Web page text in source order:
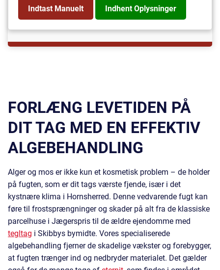
Indtast Manuelt Indhent Oplysninger
FORLÆNG LEVETIDEN PÅ
DIT TAG MED EN EFFEKTIV
ALGEBEHANDLING
Alger og mos er ikke kun et kosmetisk problem – de holder
på fugten, som er dit tags værste fjende, især i det
kystnære klima i Hornsherred. Denne vedvarende fugt kan
føre til frostsprængninger og skader på alt fra de klassiske
parcelhuse i Jægerspris til de ældre ejendomme med
tegltag i Skibbys bymidte. Vores specialiserede
algebehandling fjerner de skadelige vækster og forebygger,
at fugten trænger ind og nedbryder materialet. Det gælder